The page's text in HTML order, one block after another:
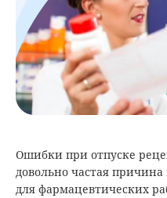
Ошибки при отпуске
довольно частая
для фармацевтических